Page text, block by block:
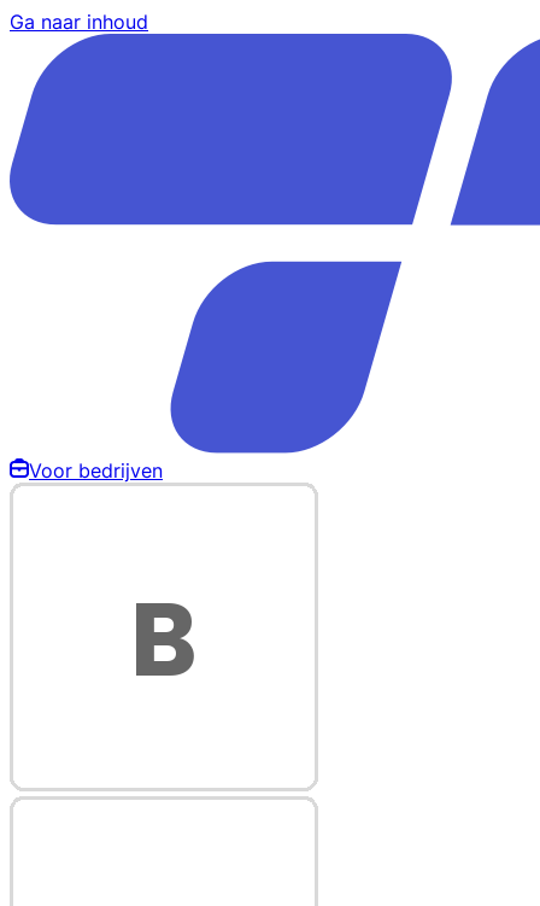
Ga naar inhoud
Voor bedrijven